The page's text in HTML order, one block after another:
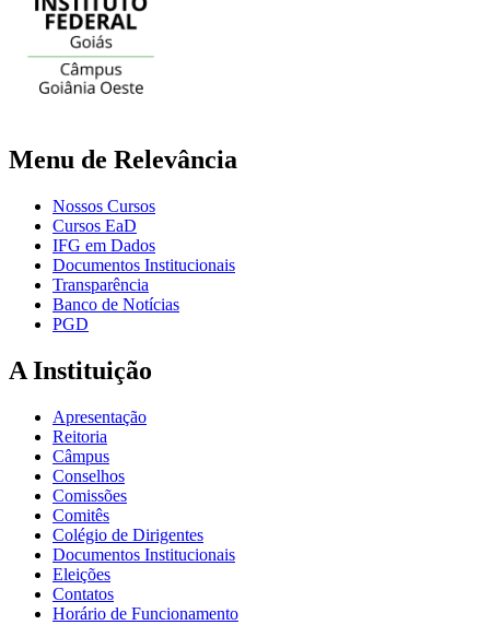
Menu de Relevância
Nossos Cursos
Cursos EaD
IFG em Dados
Documentos Institucionais
Transparência
Banco de Notícias
PGD
A Instituição
Apresentação
Reitoria
Câmpus
Conselhos
Comissões
Comitês
Colégio de Dirigentes
Documentos Institucionais
Eleições
Contatos
Horário de Funcionamento